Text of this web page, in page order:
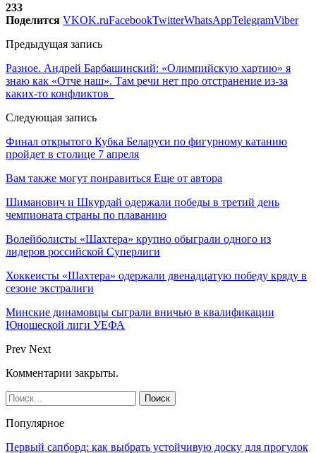
233
Поделится VKOK.ruFacebookTwitterWhatsAppTelegramViber
Предыдущая запись
Разное. Андрей Барбашинский: «Олимпийскую хартию» я
знаю как «Отче наш». Там речи нет про отстранение из-за
каких-то конфликтов
Следующая запись
Финал открытого Кубка Беларуси по фигурному катанию
пройдет в столице 7 апреля
Вам также могут понравиться Еще от автора
Шиманович и Шкурдай одержали победы в третий день
чемпионата страны по плаванию
Волейболисты «Шахтера» крупно обыграли одного из
лидеров российской Суперлиги
Хоккеисты «Шахтера» одержали двенадцатую победу кряду в
сезоне экстралиги
Минские динамовцы сыграли вничью в квалификации
Юношеской лиги УЕФА
Prev Next
Комментарии закрыты.
Популярное
Первый сапборд: как выбрать устойчивую доску для прогулок